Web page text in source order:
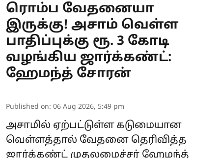
ரொம்ப வேதனையா
இருக்கு! அசாம் வெள்ள
பாதிப்புக்கு ரூ. 3 கோடி
வழங்கிய ஜார்க்கண்ட்:
ஹேமந்த் சோரன்
Published on: 06 Aug 2026, 5:49 pm
அசாமில் ஏற்பட்டுள்ள கடுமையான
வெள்ளத்தால் வேதனை தெரிவித்த
ஜார்க்கண்ட் முதலமைச்சர் ஹேமந்த்